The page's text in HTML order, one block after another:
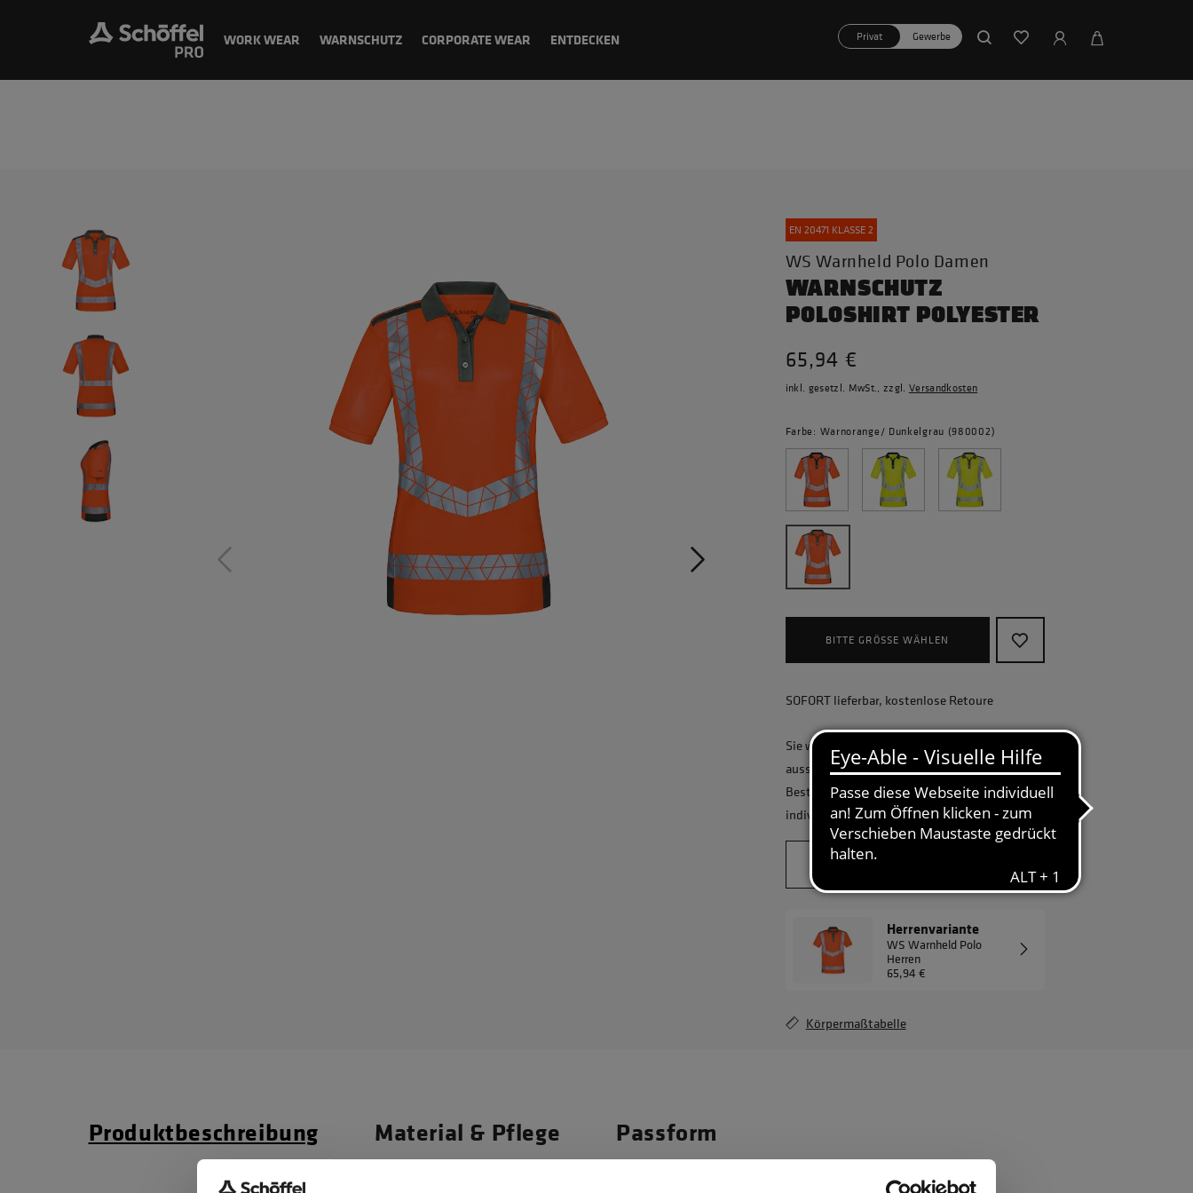
WORK WEAR WARNSCHUTZ CORPORATE WEAR ENTDECKEN Privat Gewerbe
EN 20471 KLASSE 2
WS Warnheld Polo Damen
WARNSCHUTZ
POLOSHIRT POLYESTER
65,94 €
inkl. gesetzl. MwSt., zzgl. Versandkosten
Farbe: Warnorange/ Dunkelgrau (980002)
BITTE GRÖSSE WÄHLEN
SOFORT lieferbar, kostenlose Retoure
Sie wollen Ihr Unternehmen ganzheitlich
ausstatten und benötigen eine größere
Bestellmenge? Gerne erstellen wir Ihnen ein
individuelles Angebot.
JETZT ANFRAGEN
Herrenvariante
WS Warnheld Polo
Herren
65,94 €
Körpermaßtabelle
Produktbeschreibung Material & Pflege Passform